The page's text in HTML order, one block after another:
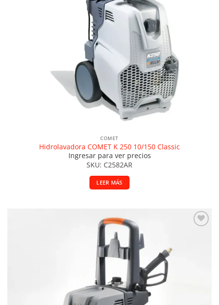
COMET
Hidrolavadora COMET K 250 10/150 Classic
Ingresar para ver precios
SKU: C2582AR
LEER MÁS
Añadir a la lista de deseos